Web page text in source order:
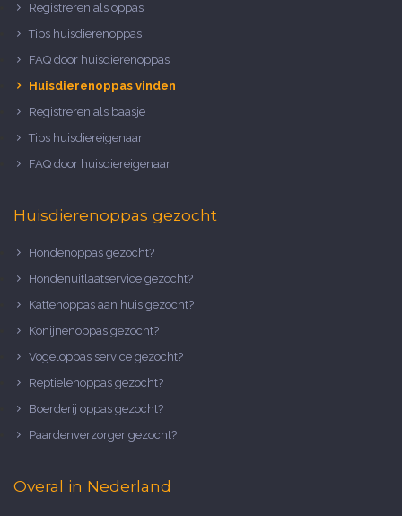
Registreren als oppas
Tips huisdierenoppas
FAQ door huisdierenoppas
Huisdierenoppas vinden
Registreren als baasje
Tips huisdiereigenaar
FAQ door huisdiereigenaar
Huisdierenoppas gezocht
Hondenoppas gezocht?
Hondenuitlaatservice gezocht?
Kattenoppas aan huis gezocht?
Konijnenoppas gezocht?
Vogeloppas service gezocht?
Reptielenoppas gezocht?
Boerderij oppas gezocht?
Paardenverzorger gezocht?
Overal in Nederland